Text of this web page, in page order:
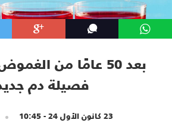
بعد 50 عامًا من
فصيلة دم
23 كانون الأول 24 - 10:45